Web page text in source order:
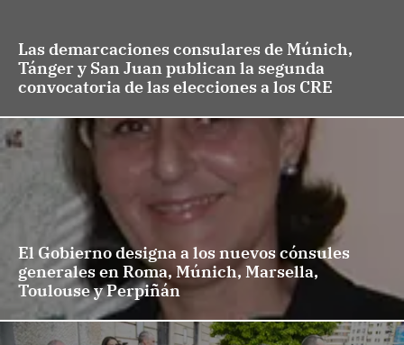
Las demarcaciones consulares de Múnich,
Tánger y San Juan publican la segunda
convocatoria de las elecciones a los CRE
El Gobierno designa a los nuevos cónsules
generales en Roma, Múnich, Marsella,
Toulouse y Perpiñán